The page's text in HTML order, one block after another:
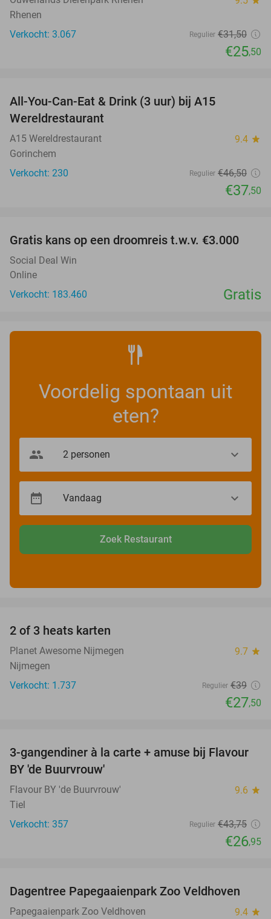
Rhenen
Verkocht: 3.067
Regulier €31,50
€25,50
All-You-Can-Eat & Drink (3 uur) bij A15
Wereldrestaurant
A15 Wereldrestaurant 9.4 star
Gorinchem
Verkocht: 230
Regulier €46,50
€37,50
Gratis kans op een droomreis t.w.v. €3.000
Social Deal Win
Online
Verkocht: 183.460
Gratis
Voordelig spontaan uit
eten?
Zoek Restaurant
2 of 3 heats karten
Planet Awesome Nijmegen 9.7 star
Nijmegen
Verkocht: 1.737
Regulier €39
€27,50
38%
3-gangendiner à la carte + amuse bij Flavour
BY 'de Buurvrouw'
Flavour BY 'de Buurvrouw' 9.6 star
Tiel
Verkocht: 357
Regulier €43,75
€26,95
26%
Dagentree Papegaaienpark Zoo Veldhoven
Papegaaienpark Zoo Veldhoven 9.4 star